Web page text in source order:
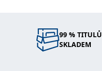
99 % TITULŮ
SKLADEM